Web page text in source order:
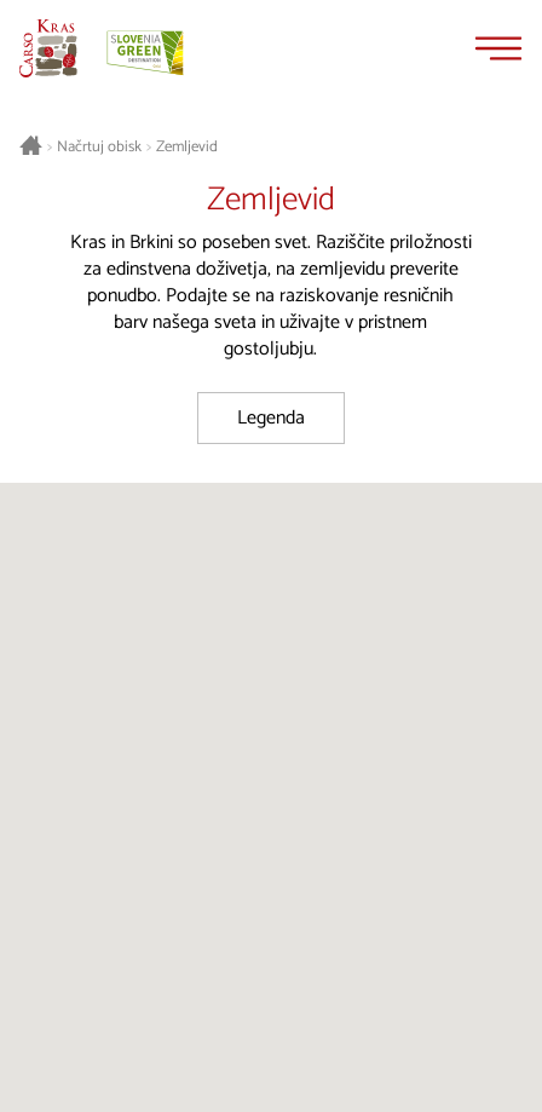
> Načrtuj obisk> Zemljevid
Zemljevid
Kras in Brkini so poseben svet. Raziščite priložnosti
za edinstvena doživetja, na zemljevidu preverite
ponudbo. Podajte se na raziskovanje resničnih
barv našega sveta in uživajte v pristnem
gostoljubju.
Legenda